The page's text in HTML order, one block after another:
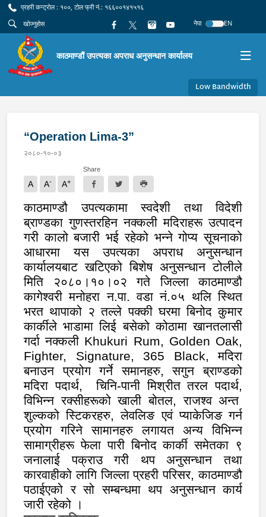
प्रहरी कन्ट्रोल : १००, टोल फ्री नं.: १६६००१४१५१६
नेपा
EN
काठमाण्डौं उपत्यका अपराध अनुसन्धान कार्यालय
Low Bandwidth
“Operation Lima-3”
२०८०-१०-०३
A A- A+
Share
काठमाण्डौ उपत्यकामा स्वदेशी तथा विदेशी
ब्राण्डका गुणस्तरहिन नक्कली मदिराहरू उत्पादन
गरी कालो बजारी भई रहेको भन्ने गोप्य सूचनाको
आधारमा यस उपत्यका अपराध अनुसन्धान
कार्यालयबाट खटिएको बिशेष अनुसन्धान टोलीले
मिति २०८०।१०।०२ गते जिल्ला काठमाण्डौ
कागेश्वरी मनोहरा न.पा. वडा नं.०५ थलि स्थित
भरत थापाको २ तल्ले पक्की घरमा बिनोद कुमार
कार्कीले भाडामा लिई बसेको कोठामा खानतलासी
गर्दा नक्कली Khukuri Rum, Golden Oak,
Fighter, Signature, 365 Black, मदिरा
बनाउन प्रयोग गर्ने समानहरु,सगुन ब्राण्डको
मदिरा पदार्थ, चिनि-पानी मिश्रीत तरल पदार्थ,
विभिन्न रक्सीहरूको खाली बोतल,राजश्व अन्त
शुल्कको स्टिकरहरु,लेवलिङ एवं प्याकेजिङ गर्न
प्रयोग गरिने सामानहरु लगायत अन्य विभिन्न
सामाग्रीहरू फेला पारी बिनोद कार्की समेतका ९
जनालाई पक्राउ गरी थप अनुसन्धान तथा
कारवाहीको लागि जिल्ला प्रहरी परिसर,काठमाण्डौ
पठाईएको र सो सम्बन्धमा थप अनुसन्धान कार्य
जारी रहेको ।